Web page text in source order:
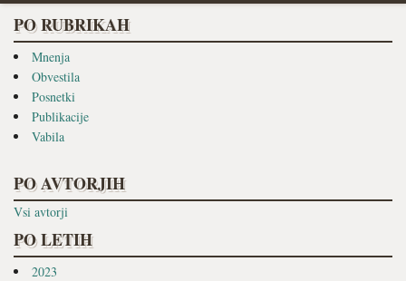
PO RUBRIKAH
Mnenja
Obvestila
Posnetki
Publikacije
Vabila
PO AVTORJIH
Vsi avtorji
PO LETIH
2023